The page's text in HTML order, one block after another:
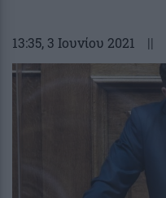
13:35, 3 Ιουνίου 2021 ||